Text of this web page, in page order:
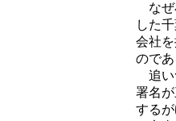
なぜ
した
会社
のであ
追い
署名
する